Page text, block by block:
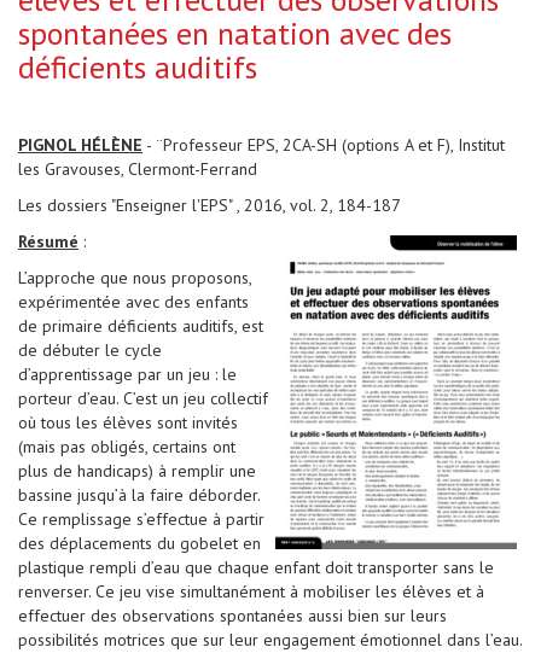
spontanées en natation avec des
déficients auditifs
PIGNOL HÉLÈNE - ¨Professeur EPS, 2CA-SH (options A et F), Institut
les Gravouses, Clermont-Ferrand
Les dossiers "Enseigner l'EPS" , 2016, vol. 2, 184-187
Résumé :
L’approche que nous proposons,
expérimentée avec des enfants
de primaire déficients auditifs, est
de débuter le cycle
d’apprentissage par un jeu : le
porteur d’eau. C’est un jeu collectif
où tous les élèves sont invités
(mais pas obligés, certains ont
plus de handicaps) à remplir une
bassine jusqu’à la faire déborder.
Ce remplissage s’effectue à partir
des déplacements du gobelet en
plastique rempli d’eau que chaque enfant doit transporter sans le
renverser. Ce jeu vise simultanément à mobiliser les élèves et à
effectuer des observations spontanées aussi bien sur leurs
possibilités motrices que sur leur engagement émotionnel dans l’eau.